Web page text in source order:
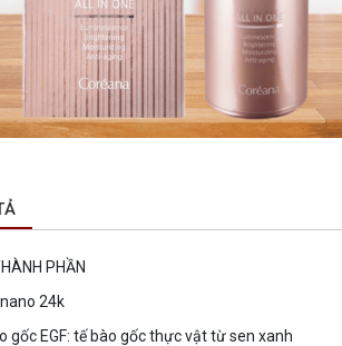
PHẦN
24k
gốc EGF: tế bào gốc thực vật từ sen xanh